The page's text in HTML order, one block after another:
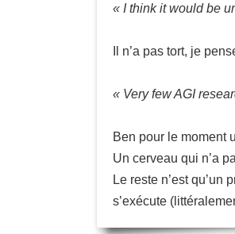
« I think it would be
Il n’a pas tort, je
« Very few AGI
Ben pour le moment
Un cerveau qui n’a
Le reste n’est
s’exécute